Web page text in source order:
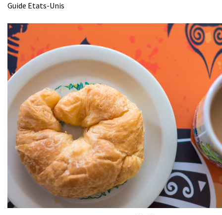
Guide Etats-Unis